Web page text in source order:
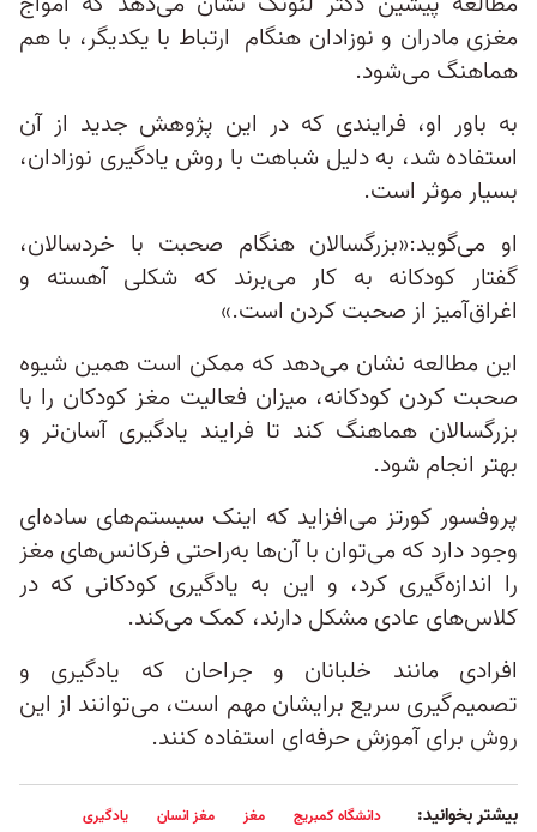
مغزی مادران و نوزادان هنگام ارتباط با یکدیگر، با هم
هماهنگ می‌شود.
به باور او، فرایندی که در این پژوهش جدید از آن
استفاده شد، به دلیل شباهت با روش یادگیری نوزادان،
بسیار موثر است.
او می‌گوید:«بزرگسالان هنگام صحبت با خردسالان،
گفتار کودکانه به کار می‌برند که شکلی آهسته و
اغراق‌آمیز از صحبت کردن است.»
این مطالعه نشان می‌دهد که ممکن است همین شیوه
صحبت کردن کودکانه، میزان فعالیت مغز کودکان را با
بزرگسالان هماهنگ کند تا فرایند یادگیری آسان‌تر و
بهتر انجام شود.
پروفسور کورتز می‌افزاید که اینک سیستم‌های ساده‌ای
وجود دارد که می‌توان با آن‌ها به‌راحتی فرکانس‌های مغز
را اندازه‌گیری کرد، و این به یادگیری کودکانی که در
کلاس‌های عادی مشکل دارند، کمک می‌کند.
افرادی مانند خلبانان و جراحان که یادگیری و
تصمیم‌گیری سریع برایشان مهم است، می‌توانند از این
روش برای آموزش حرفه‌ای استفاده کنند.
بیشتر بخوانید: دانشگاه کمبریج مغز مغز انسان
یادگیری